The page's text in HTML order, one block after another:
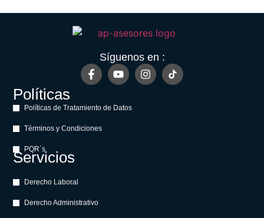
Síguenos en :
Políticas
Políticas de Tratamiento de Datos
Términos y Condiciones
PQR´s
Servicios
Derecho Laboral
Derecho Administrativo